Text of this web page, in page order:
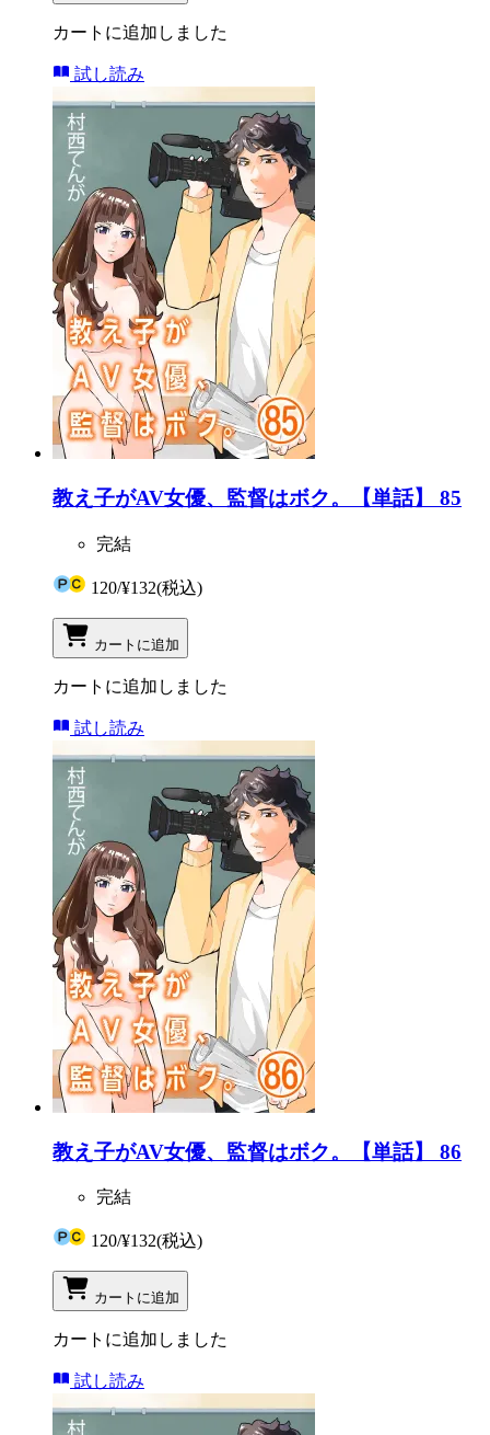
カートに追加しました
試し読み
教え子がAV女優、監督はボク。【単話】 85
完結
120/¥132(税込)
カートに追加
カートに追加しました
試し読み
教え子がAV女優、監督はボク。【単話】 86
完結
120/¥132(税込)
カートに追加
カートに追加しました
試し読み